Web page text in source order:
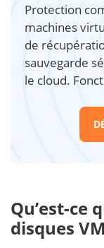
Protection
machines
de
sauvegarde
le cloud.
Qu’est-ce
disques